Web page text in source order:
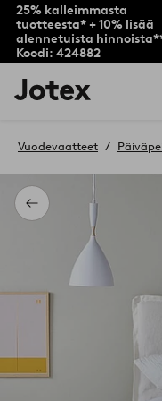
25% kalleimmasta
tuotteesta* + 10% lisää
alennetuista
Koodi: 424882
Jotex-
logo
aloitussivulle
Takaisin
Vuodevaatteet